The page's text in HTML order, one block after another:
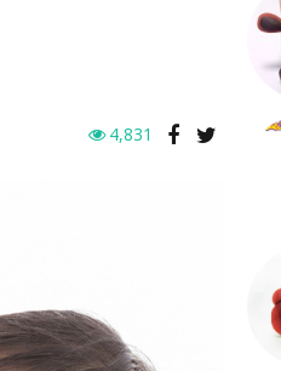
4,831